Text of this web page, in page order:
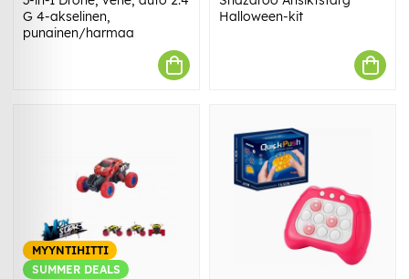
G 4-akselinen,
punainen/harmaa
Halloween-kit
MYYNTIHITTI
SUMMER DEALS